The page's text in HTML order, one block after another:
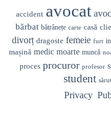
accident avocat
bărbat bătrânețe carte casă
divorț dragoste femeie furt
mașină medic moarte muncă
proces procuror profesor
student sărut
Privacy